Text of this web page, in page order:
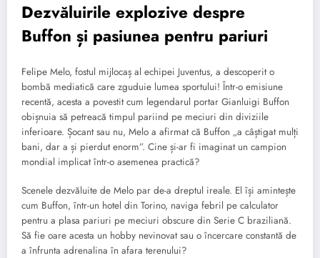
Dezvăluirile explozive despre
Buffon și pasiunea pentru pariuri
Felipe Melo, fostul mijlocaș al echipei Juventus, a descoperit o
bombă mediatică care zguduie lumea sportului! Într-o emisiune
recentă, acesta a povestit cum legendarul portar Gianluigi Buffon
obișnuia să petreacă timpul pariind pe meciuri din diviziile
inferioare. Șocant sau nu, Melo a afirmat că Buffon „a câștigat mulți
bani, dar a și pierdut enorm”. Cine și-ar fi imaginat un campion
mondial implicat într-o asemenea practică?
Scenele dezvăluite de Melo par de-a dreptul ireale. El își amintește
cum Buffon, într-un hotel din Torino, naviga febril pe calculator
pentru a plasa pariuri pe meciuri obscure din Serie C braziliană.
Să fie oare acesta un hobby nevinovat sau o încercare constantă de
a înfrunta adrenalina în afara terenului?